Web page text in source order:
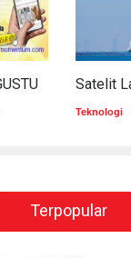
Teknologi
Terpopular